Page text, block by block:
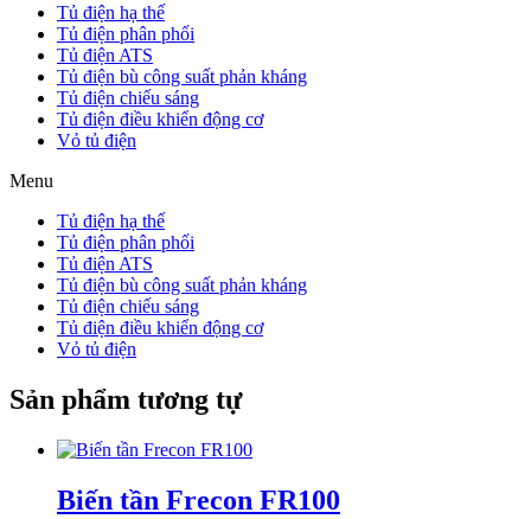
Tủ điện hạ thế
Tủ điện phân phối
Tủ điện ATS
Tủ điện bù công suất phản kháng
Tủ điện chiếu sáng
Tủ điện điều khiển động cơ
Vỏ tủ điện
Menu
Tủ điện hạ thế
Tủ điện phân phối
Tủ điện ATS
Tủ điện bù công suất phản kháng
Tủ điện chiếu sáng
Tủ điện điều khiển động cơ
Vỏ tủ điện
Sản phẩm tương tự
Biến tần Frecon FR100